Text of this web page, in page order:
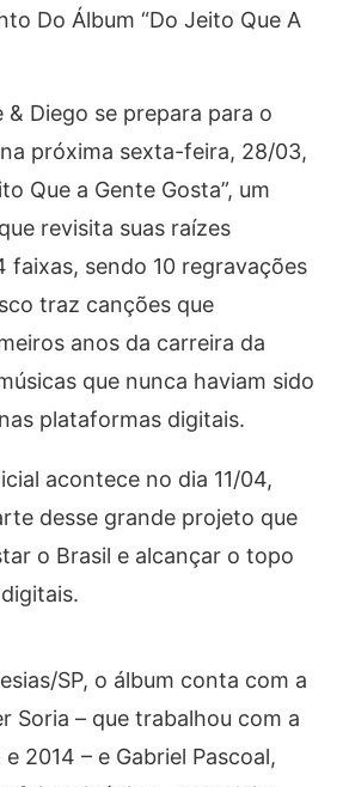
& Diego se prepara para o
próxima sexta-feira, 28/03,
Que a Gente Gosta”, um
revisita suas raízes
faixas, sendo 10 regravações
traz canções que
anos da carreira da
que nunca haviam sido
plataformas digitais.
acontece no dia 11/04,
desse grande projeto que
o Brasil e alcançar o topo
SP, o álbum conta com a
Soria – que trabalhou com a
2014 – e Gabriel Pascoal,